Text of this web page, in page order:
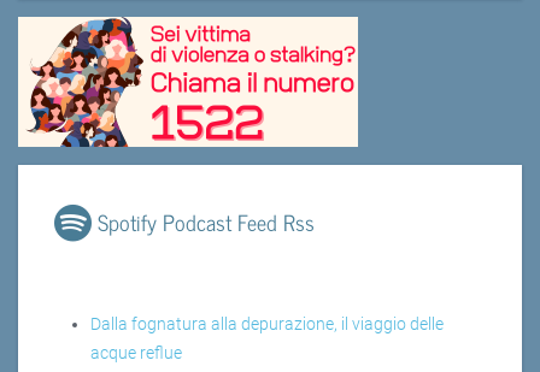
Spotify Podcast Feed Rss
Dalla fognatura alla depurazione, il viaggio delle
acque reflue